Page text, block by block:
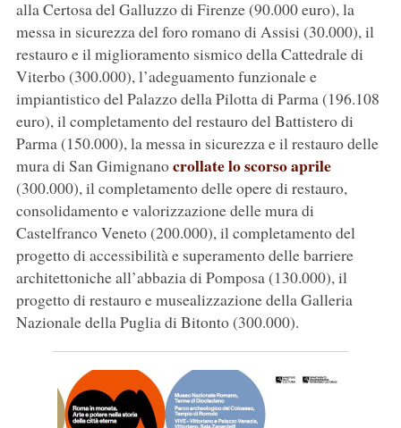
alla Certosa del Galluzzo di Firenze (90.000 euro), la
messa in sicurezza del foro romano di Assisi (30.000), il
restauro e il miglioramento sismico della Cattedrale di
Viterbo (300.000), l’adeguamento funzionale e
impiantistico del Palazzo della Pilotta di Parma (196.108
euro), il completamento del restauro del Battistero di
Parma (150.000), la messa in sicurezza e il restauro delle
mura di San Gimignanocrollate lo scorso aprile
(300.000), il completamento delle opere di restauro,
consolidamento e valorizzazione delle mura di
Castelfranco Veneto (200.000), il completamento del
progetto di accessibilità e superamento delle barriere
architettoniche all’abbazia di Pomposa (130.000), il
progetto di restauro e musealizzazione della Galleria
Nazionale della Puglia di Bitonto (300.000).